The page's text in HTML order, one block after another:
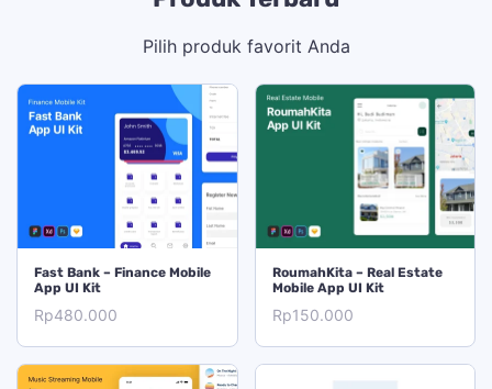
Pilih produk favorit Anda
TAMBAH KE KERANJANG
Fast Bank – Finance Mobile
App UI Kit
Rp480.000
TAMBAH KE KERANJANG
RoumahKita – Real Estate
Mobile App UI Kit
Rp150.000